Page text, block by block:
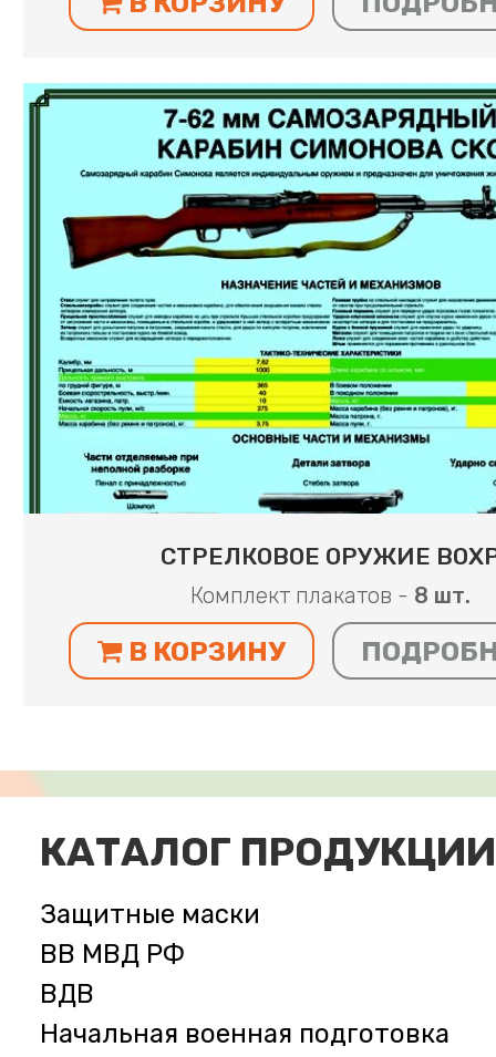
СТРЕЛКОВОЕ ОРУЖИЕ
Комплект плакатов - 8 шт.
В КОРЗИНУ
КАТАЛОГ ПРОДУКЦИИ
Защитные маски
ВВ МВД РФ
ВДВ
Начальная военная подготовка